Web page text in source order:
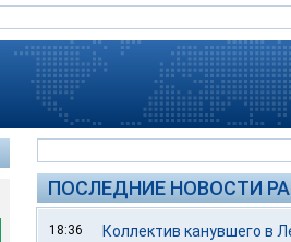
ПОСЛЕДНИЕ НОВОСТИ
18:36
Коллектив канувшего в